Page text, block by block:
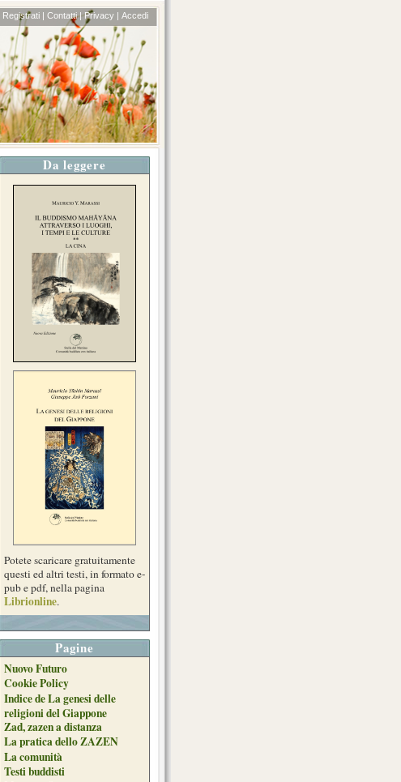
Registrati | Contatti | Privacy | Accedi
Da leggere
Potete scaricare gratuitamente
questi ed altri testi, in formato e-
pub e pdf, nella pagina
Librionline.
Pagine
Nuovo Futuro
Cookie Policy
Indice de La genesi delle
religioni del Giappone
Zad, zazen a distanza
La pratica dello ZAZEN
La comunità
Testi buddisti